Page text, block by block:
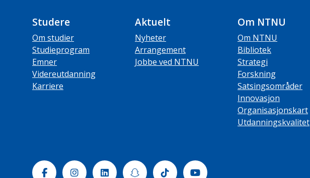
Studere
Om studier
Studieprogram
Emner
Videreutdanning
Karriere
Aktuelt
Nyheter
Arrangement
Jobbe ved NTNU
Om NTNU
Om NTNU
Bibliotek
Strategi
Forskning
Satsingsområder
Innovasjon
Organisasjonskart
Utdanningskvalitet
FacebookInstagramLinkedinSnapchatTiktok Youtube